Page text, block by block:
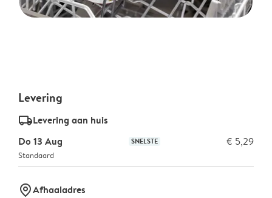
Levering
delivery_standard_v2Levering aan huis
Do 13 Aug
SNELSTE € 5,29
Standaard
marker-pinAfhaaladres